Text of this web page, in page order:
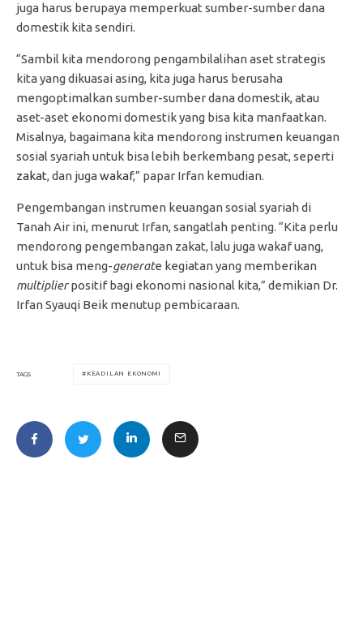
juga harus berupaya memperkuat sumber-sumber dana
domestik kita sendiri.
“Sambil kita mendorong pengambilalihan aset strategis
kita yang dikuasai asing, kita juga harus berusaha
mengoptimalkan sumber-sumber dana domestik, atau
aset-aset ekonomi domestik yang bisa kita manfaatkan.
Misalnya, bagaimana kita mendorong instrumen keuangan
sosial syariah untuk bisa lebih berkembang pesat, seperti
zakat, dan jugawakaf,” papar Irfan kemudian.
Pengembangan instrumen keuangan sosial syariah di
Tanah Air ini, menurut Irfan, sangatlah penting. “Kita perlu
mendorong pengembangan zakat, lalu juga wakaf uang,
untuk bisa meng-generate kegiatan yang memberikan
multiplierpositif bagi ekonomi nasional kita,” demikian Dr.
Irfan Syauqi Beik menutup pembicaraan.
TAGS KEADILAN EKONOMI